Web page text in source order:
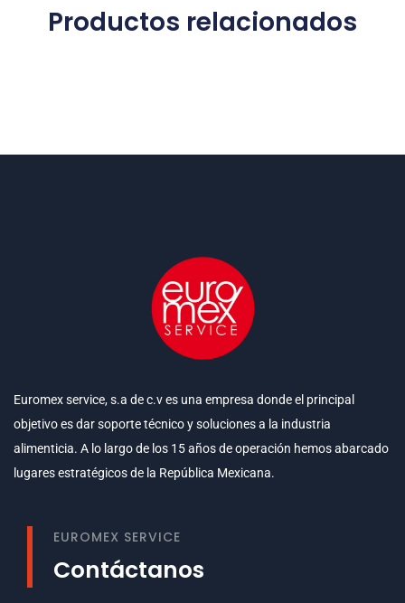
Productos relacionados
Euromex service, s.a de c.v es una empresa donde el principal
objetivo es dar soporte técnico y soluciones a la industria
alimenticia. A lo largo de los 15 años de operación hemos abarcado
lugares estratégicos de la República Mexicana.
EUROMEX SERVICE
Contáctanos